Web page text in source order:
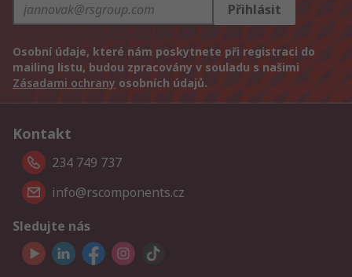
Přihlásit
Osobní údaje, které nám poskytnete při registraci do
mailing listu, budou zpracovány v souladu s našimi
Zásadami ochrany osobních údajů.
Kontakt
234 749 737
info@rscomponents.cz
Sledujte nás